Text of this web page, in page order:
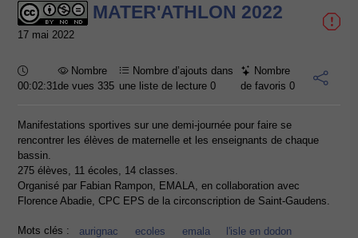
MATER'ATHLON 2022
17 mai 2022
Durée :
00:02:31
Nombre
de vues 335
Nombre d’ajouts dans
une liste de lecture0
Nombre
de favoris 0
Manifestations sportives sur une demi-journée pour faire se
rencontrer les élèves de maternelle et les enseignants de chaque
bassin.
275 élèves, 11 écoles, 14 classes.
Organisé par Fabian Rampon, EMALA, en collaboration avec
Florence Abadie, CPC EPS de la circonscription de Saint-Gaudens.
Mots clés : aurignac ecoles emala l'isle en dodon